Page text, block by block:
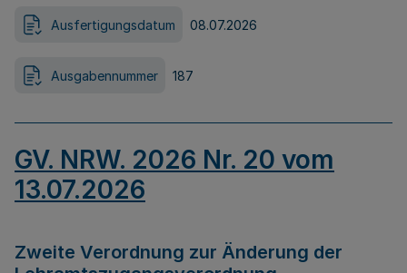
Ausfertigungsdatum 08.07.2026
Ausgabennummer 187
GV. NRW. 2026 Nr. 20 vom
13.07.2026
Zweite Verordnung zur Änderung der